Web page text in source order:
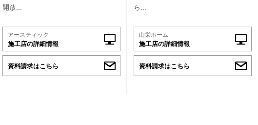
開放...
アースティック
施工店の詳細情報
資料請求はこちら
ら...
山栄ホーム
施工店の詳細情報
資料請求はこちら